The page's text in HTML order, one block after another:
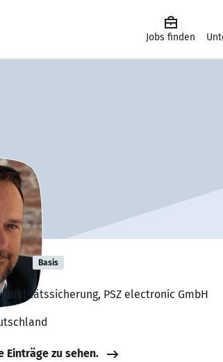
Jobs finden
Basis
PSZ electronic GmbH
Einträge zu sehen.